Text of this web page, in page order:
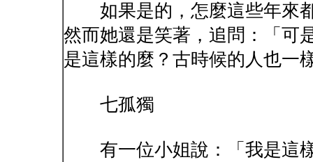
如果是的，怎麼這些年來
然而她還是笑著，追問：「可
是這樣的麼？古時候的人也一
七孤獨
有一位小姐說：「我是這